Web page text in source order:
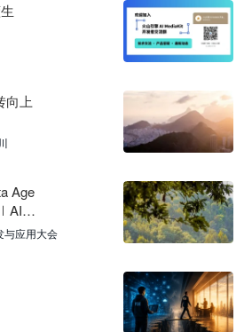
终端编码代理，Muse Spark 1.2在
：为芯片设计构建强化学习环境
日获ComfyUI与Diffusers社区支持
向上
Age
AICo
与应用大会